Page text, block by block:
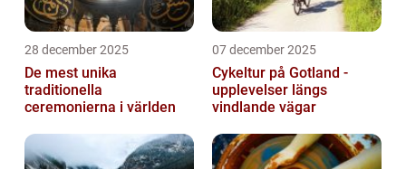
28 december 2025
De mest unika
traditionella
ceremonierna i världen
07 december 2025
Cykeltur på Gotland -
upplevelser längs
vindlande vägar